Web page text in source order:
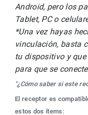
Android, pero los
Tablet, PC o
*Una vez hayas
vinculación, basta
tu dispositivo y
para que se
"¿Cómo saber si este
El receptor es
estos dos ítems: